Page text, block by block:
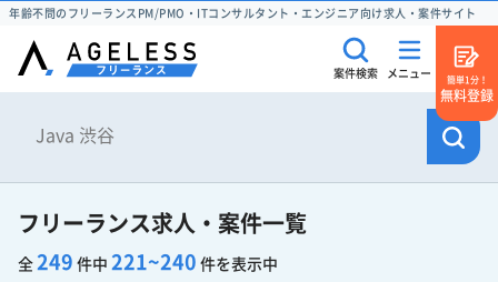
年齢不問のフリーランスPM/PMO・ITコンサルタント・エンジニア向け求人・案件サイト
案件検索 メニュー
簡単1分！
無料登録
フリーランス求人・案件一覧
全 249 件中 221~240 件を表示中